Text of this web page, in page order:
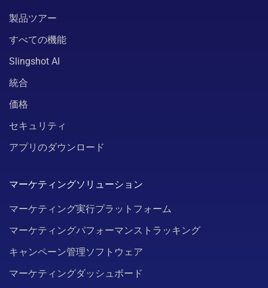
製品ツアー
すべての機能
Slingshot AI
統合
価格
セキュリティ
アプリのダウンロード
マーケティングソリューション
マーケティング実行プラットフォーム
マーケティングパフォーマンストラッキング
キャンペーン管理ソフトウェア
マーケティングダッシュボード